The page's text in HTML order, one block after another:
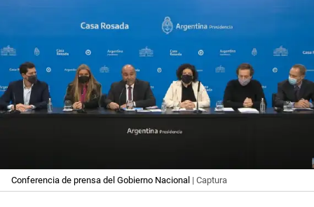
Conferencia de prensa del Gobierno Nacional | Captura